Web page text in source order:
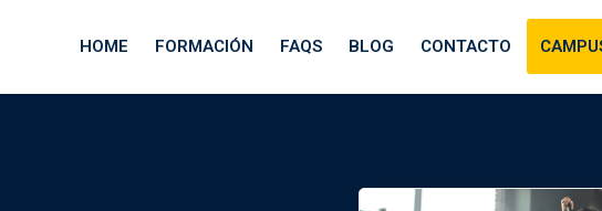
HOME FORMACIÓN FAQS BLOG CONTACTO